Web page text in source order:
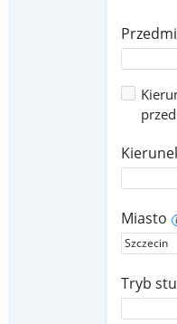
Miasto i
Tryb